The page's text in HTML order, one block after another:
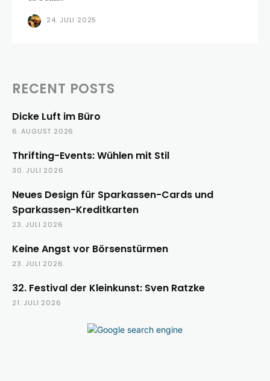
24. JULI 2025
RECENT POSTS
Dicke Luft im Büro
6. AUGUST 2026
Thrifting-Events: Wühlen mit Stil
30. JULI 2026
Neues Design für Sparkassen-Cards und
Sparkassen-Kreditkarten
23. JULI 2026
Keine Angst vor Börsenstürmen
23. JULI 2026
32. Festival der Kleinkunst: Sven Ratzke
21. JULI 2026